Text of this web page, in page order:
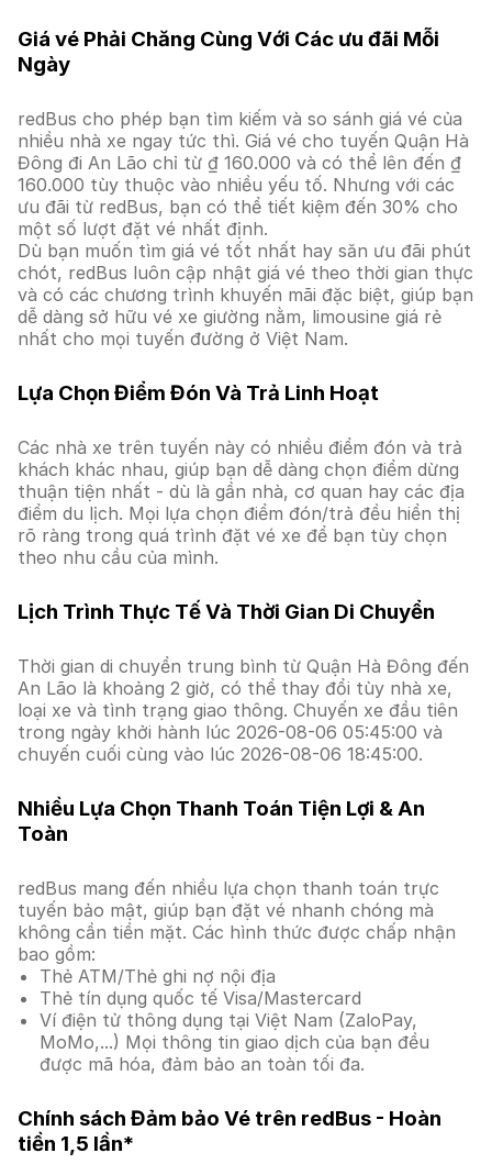
Giá vé Phải Chăng Cùng Với Các ưu đãi Mỗi
Ngày
redBus cho phép bạn tìm kiếm và so sánh giá vé của
nhiều nhà xe ngay tức thì. Giá vé cho tuyến Quận Hà
Đông đi An Lão chỉ từ ₫ 160.000 và có thể lên đến ₫
160.000 tùy thuộc vào nhiều yếu tố. Nhưng với các
ưu đãi từ redBus, bạn có thể tiết kiệm đến 30% cho
một số lượt đặt vé nhất định.
Dù bạn muốn tìm giá vé tốt nhất hay săn ưu đãi phút
chót, redBus luôn cập nhật giá vé theo thời gian thực
và có các chương trình khuyến mãi đặc biệt, giúp bạn
dễ dàng sở hữu vé xe giường nằm, limousine giá rẻ
nhất cho mọi tuyến đường ở Việt Nam.
Lựa Chọn Điểm Đón Và Trả Linh Hoạt
Các nhà xe trên tuyến này có nhiều điểm đón và trả
khách khác nhau, giúp bạn dễ dàng chọn điểm dừng
thuận tiện nhất - dù là gần nhà, cơ quan hay các địa
điểm du lịch. Mọi lựa chọn điểm đón/trả đều hiển thị
rõ ràng trong quá trình đặt vé xe để bạn tùy chọn
theo nhu cầu của mình.
Lịch Trình Thực Tế Và Thời Gian Di Chuyển
Thời gian di chuyển trung bình từ Quận Hà Đông đến
An Lão là khoảng 2 giờ, có thể thay đổi tùy nhà xe,
loại xe và tình trạng giao thông. Chuyến xe đầu tiên
trong ngày khởi hành lúc 2026-08-06 05:45:00 và
chuyến cuối cùng vào lúc 2026-08-06 18:45:00.
Nhiều Lựa Chọn Thanh Toán Tiện Lợi & An
Toàn
redBus mang đến nhiều lựa chọn thanh toán trực
tuyến bảo mật, giúp bạn đặt vé nhanh chóng mà
không cần tiền mặt. Các hình thức được chấp nhận
bao gồm:
Thẻ ATM/Thẻ ghi nợ nội địa
Thẻ tín dụng quốc tế Visa/Mastercard
Ví điện tử thông dụng tại Việt Nam (ZaloPay,
MoMo,...) Mọi thông tin giao dịch của bạn đều
được mã hóa, đảm bảo an toàn tối đa.
Chính sách Đảm bảo Vé trên redBus - Hoàn
tiền 1,5 lần*